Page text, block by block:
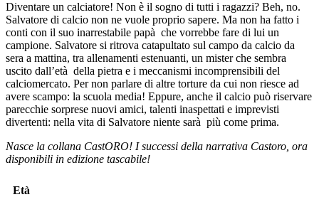
Diventare un calciatore! Non è il sogno di tutti i ragazzi? Beh, no.
Salvatore di calcio non ne vuole proprio sapere. Ma non ha fatto i
conti con il suo inarrestabile papà che vorrebbe fare di lui un
campione. Salvatore si ritrova catapultato sul campo da calcio da
sera a mattina, tra allenamenti estenuanti, un mister che sembra
uscito dall’età della pietra e i meccanismi incomprensibili del
calciomercato. Per non parlare di altre torture da cui non riesce ad
avere scampo: la scuola media! Eppure, anche il calcio può riservare
parecchie sorprese nuovi amici, talenti inaspettati e imprevisti
divertenti: nella vita di Salvatore niente sarà più come prima.
Nasce la collana CastORO! I successi della narrativa Castoro, ora
disponibili in edizione tascabile!
Età